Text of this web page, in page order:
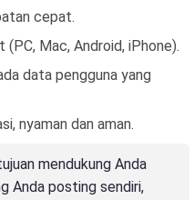
cepat.
Mac, Android, iPhone).
data pengguna yang
nyaman dan aman.
mendukung Anda
Anda posting sendiri,